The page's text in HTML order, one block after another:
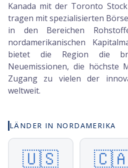
Kanada mit der Toronto
tragen mit spezialisierten
in den Bereichen
nordamerikanischen
bietet die Region die
Neuemissionen, die höchste
Zugang zu vielen der
weltweit.
LÄNDER IN NORDAMERIKA
🇺🇸